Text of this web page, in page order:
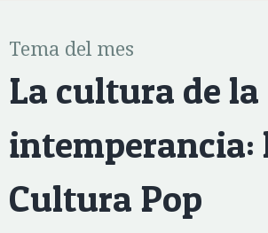
Tema del mes
La cultura de la
intemperancia:
Cultura Pop